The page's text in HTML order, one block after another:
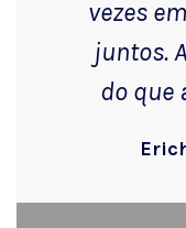
vezes
juntos.
do que